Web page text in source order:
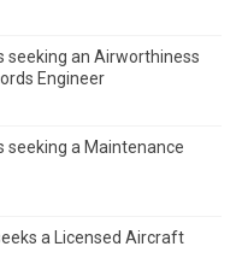
seeking an Airworthiness
Engineer
seeking a Maintenance
a Licensed Aircraft